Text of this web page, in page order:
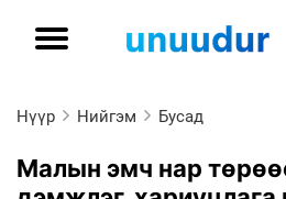
Нүүр Нийгэм Бусад
Малын эмч нар